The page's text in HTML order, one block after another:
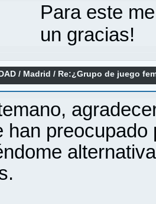
Para este
un gracias!
/ Madrid / Re:¿Grupo de juego
han preocupado